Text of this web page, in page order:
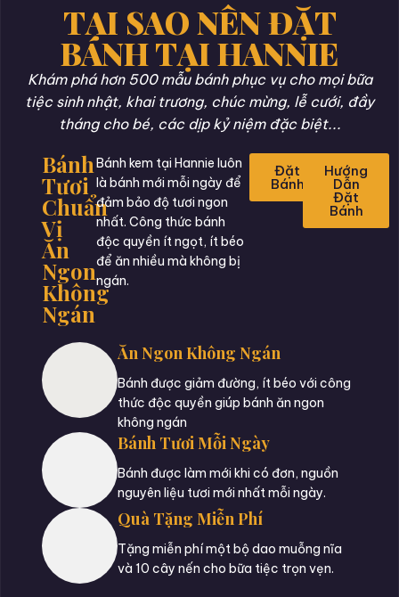
TẠI SAO NÊN ĐẶT
BÁNH TẠI HANNIE
Khám phá hơn 500 mẫu bánh phục vụ cho mọi bữa
tiệc sinh nhật, khai trương, chúc mừng, lễ cưới, đầy
tháng cho bé, các dịp kỷ niệm đặc biệt...
Bánh
Tươi
Chuẩn
Vị
Ăn
Ngon
Không
Ngán
Bánh kem tại Hannie luôn
là bánh mới mỗi ngày để
đảm bảo độ tươi ngon
nhất. Công thức bánh
độc quyền ít ngọt, ít béo
để ăn nhiều mà không bị
ngán.
Đặt
Bánh
Hướng
Dẫn
Đặt
Bánh
Ăn Ngon Không Ngán
Bánh được giảm đường, ít béo với công
thức độc quyền giúp bánh ăn ngon
không ngán
Bánh Tươi Mỗi Ngày
Bánh được làm mới khi có đơn, nguồn
nguyên liệu tươi mới nhất mỗi ngày.
Quà Tặng Miễn Phí
Tặng miễn phí một bộ dao muỗng nĩa
và 10 cây nến cho bữa tiệc trọn vẹn.